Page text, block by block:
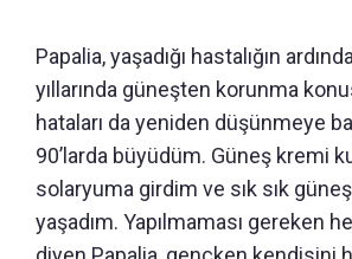
Papalia, yaşadığı hastalığın
yıllarında güneşten korunma
hataları da yeniden düşünmeye
90’larda büyüdüm. Güneş kremi
solaryuma girdim ve sık sık güneş
yaşadım. Yapılmaması gereken